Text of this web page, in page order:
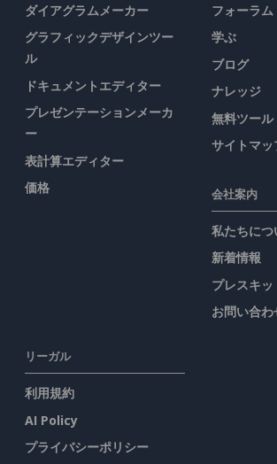
ダイアグラムメーカー
グラフィックデザインツー
ル
ドキュメントエディター
プレゼンテーションメーカ
ー
表計算エディター
価格
フォーラム
学ぶ
ブログ
ナレッジ
無料ツール
サイトマッ
会社案内
私たちにつ
新着情報
プレスキッ
お問い合わ
リーガル
利用規約
AI Policy
プライバシーポリシー